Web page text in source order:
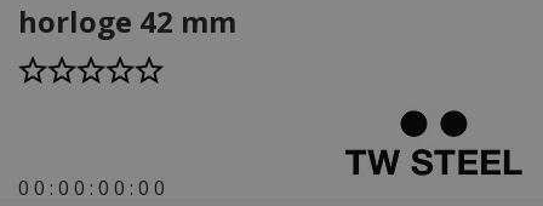
horloge 42 mm
0 0 : 0 0 : 0 0 : 0 0